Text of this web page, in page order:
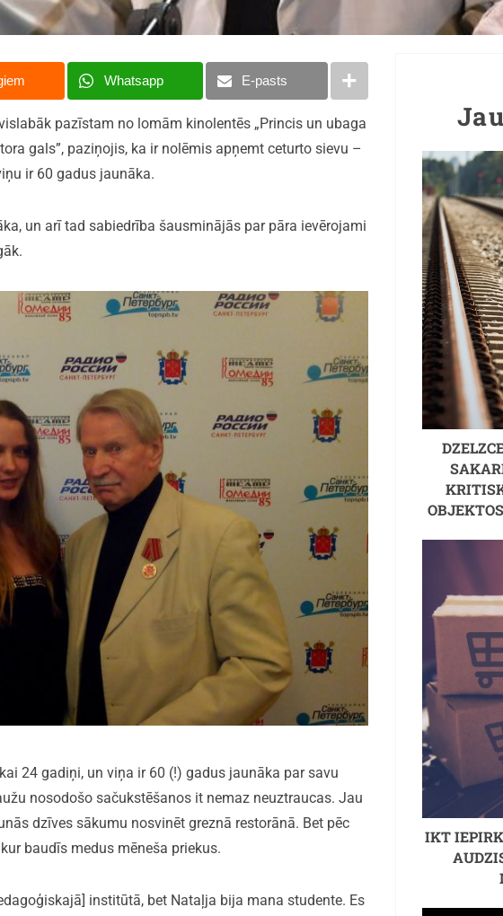
Whatsapp E-pasts
pazīstam no lomām kinolentēs „Princis un ubaga
gals”, paziņojis, ka ir nolēmis apņemt ceturto sievu –
ir 60 gadus jaunāka.
un arī tad sabiedrība šausminājās par pāra ievērojami
24 gadiņi, un viņa ir 60 (!) gadus jaunāka par savu
nosodošo sačukstēšanos it nemaz neuztraucas. Jau
dzīves sākumu nosvinēt greznā restorānā. Bet pēc
baudīs medus mēneša priekus.
institūtā, bet Nataļja bija mana studente. Es
IKT